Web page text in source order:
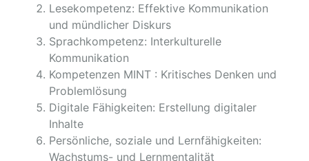
Lesekompetenz: Effektive Kommunikation
und mündlicher Diskurs
Sprachkompetenz: Interkulturelle
Kommunikation
Kompetenzen MINT : Kritisches Denken und
Problemlösung
Digitale Fähigkeiten: Erstellung digitaler
Inhalte
Persönliche, soziale und Lernfähigkeiten:
Wachstums- und Lernmentalität